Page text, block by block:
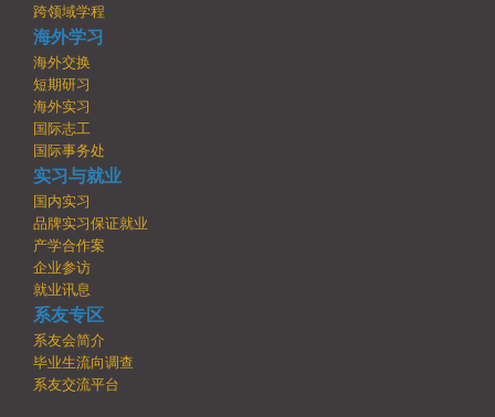
跨领域学程
海外学习
海外交换
短期研习
海外实习
国际志工
国际事务处
实习与就业
国内实习
品牌实习保证就业
产学合作案
企业参访
就业讯息
系友专区
系友会简介
毕业生流向调查
系友交流平台